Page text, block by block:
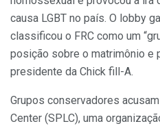
causa LGBT no país. O lobby
classificou o FRC como um
posição sobre o matrimônio e
presidente da Chick fill-A.
Grupos conservadores
Center (SPLC), uma